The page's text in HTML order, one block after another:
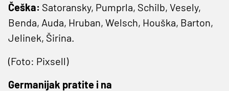
Češka: Satoransky, Pumprla, Schilb, Vesely,
Benda, Auda, Hruban, Welsch, Houška, Barton,
Jelinek, Širina.
(Foto: Pixsell)
Germanijak pratite i na